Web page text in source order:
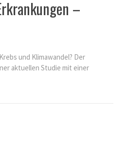
–
und Klimawandel? Der
aktuellen Studie mit einer